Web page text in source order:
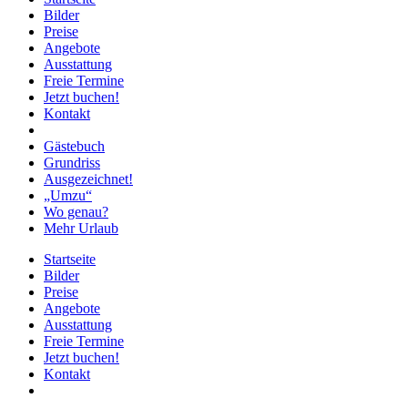
Bilder
Preise
Angebote
Ausstattung
Freie Termine
Jetzt buchen!
Kontakt
Gästebuch
Grundriss
Ausgezeichnet!
„Umzu“
Wo genau?
Mehr Urlaub
Startseite
Bilder
Preise
Angebote
Ausstattung
Freie Termine
Jetzt buchen!
Kontakt